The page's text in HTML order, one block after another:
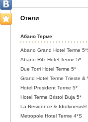
Отели
Абано Терме
Abano Grand Hotel Terme
Abano Ritz Hotel Terme 5*
Due Torri Hotel Terme 5*
Grand Hotel Terme Trieste &
Hotel President Terme 5*
Hotel Terme Bristol Buja 5*
La Residence & Idrokinesis®
Metropole Hotel Terme 4*S